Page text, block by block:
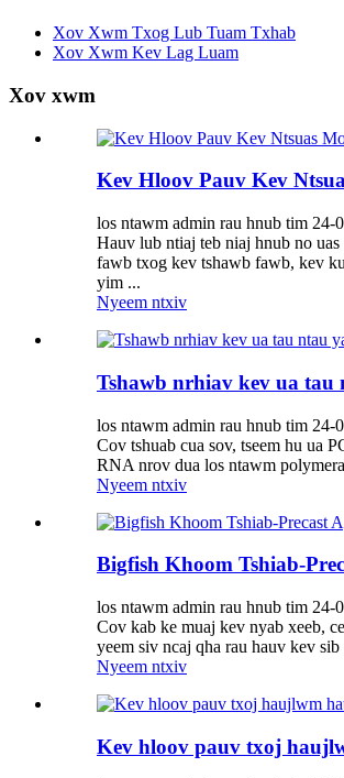
Xov Xwm Txog Lub Tuam Txhab
Xov Xwm Kev Lag Luam
Xov xwm
Kev Hloov Pauv Kev
los ntawm admin rau hnub tim 24-
Hauv lub ntiaj teb niaj hnub no
fawb txog kev tshawb fawb, kev
yim ...
Nyeem ntxiv
Tshawb nrhiav kev ua tau
los ntawm admin rau hnub tim 24-
Cov tshuab cua sov, tseem hu ua
RNA nrov dua los ntawm
Nyeem ntxiv
Bigfish Khoom Tshiab-
los ntawm admin rau hnub tim 24-
Cov kab ke muaj kev nyab xeeb,
yeem siv ncaj qha rau hauv kev
Nyeem ntxiv
Kev hloov pauv txoj